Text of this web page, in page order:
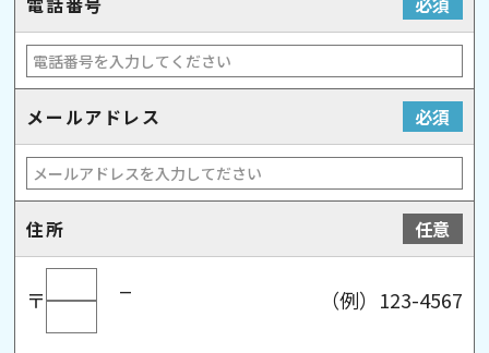
メールアドレス 必須
住所 任意
〒 （例）123-4567